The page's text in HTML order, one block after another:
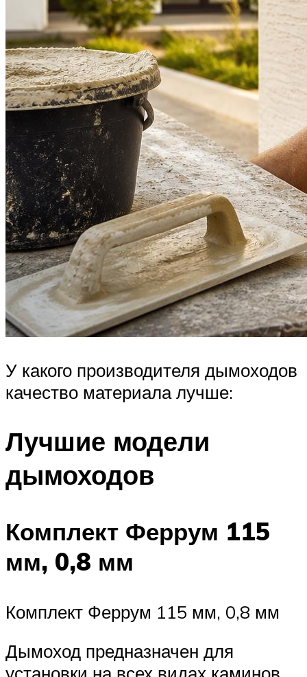
У какого производителя дымоходов
качество материала лучше:
Лучшие модели
дымоходов
Комплект Феррум 115
мм, 0,8 мм
Комплект Феррум 115 мм, 0,8 мм
Дымоход предназначен для